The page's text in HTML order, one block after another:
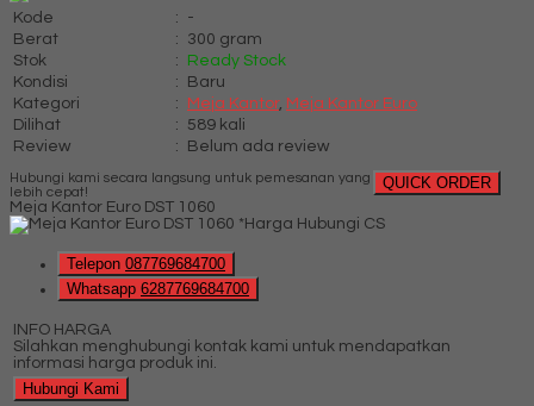
Kode :
-
Berat
:
300 gram
Stok
:
Ready Stock
Kondisi
:
Baru
Kategori
: Meja Kantor, Meja Kantor Euro
Dilihat
:
589 kali
Review
: Belum ada review
QUICK ORDER
Hubungi kami secara langsung untuk pemesanan yang
lebih cepat!
Meja Kantor Euro DST 1060
*Harga Hubungi CS
Telepon 087769684700
Whatsapp 6287769684700
INFO HARGA
Silahkan menghubungi kontak kami untuk mendapatkan
informasi harga produk ini.
Hubungi Kami